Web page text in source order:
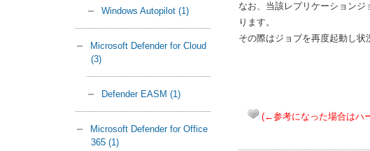
なお、当該レプリケーション
ります。
その際はジョブを再度起動し状
(←参考になった場合はハ
Windows Autopilot (1)
Microsoft Defender for Cloud
(3)
Defender EASM (1)
Microsoft Defender for Office
365 (1)